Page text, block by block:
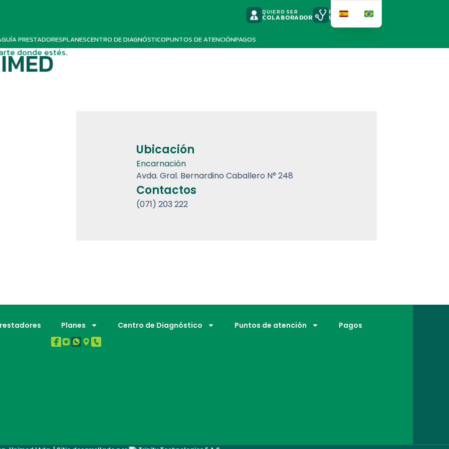
QUIERO SER
COLABORADOR
PODSCAST
UNIMED
GUÍA PRESTADORESPLANESCENTRO DE DIAGNÓSTICOPUNTOS DE ATENCIÓNPAGOS
donde estés.
Ubicación
Encarnación
Avda. Gral. Bernardino Caballero N° 248
Contactos
(071) 203 222
BUENA SALUD.
Planes Centro de Diagnóstico Puntos de atención Pagos